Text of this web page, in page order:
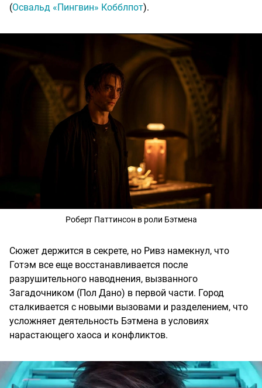
(Освальд «Пингвин» Кобблпот).
Роберт Паттинсон в роли Бэтмена
Сюжет держится в секрете, но Ривз намекнул, что
Готэм все еще восстанавливается после
разрушительного наводнения, вызванного
Загадочником (Пол Дано) в первой части. Город
сталкивается с новыми вызовами и разделением, что
усложняет деятельность Бэтмена в условиях
нарастающего хаоса и конфликтов.